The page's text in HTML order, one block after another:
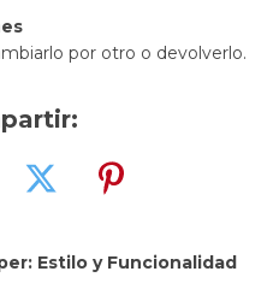
por otro o devolverlo.
Estilo y Funcionalidad